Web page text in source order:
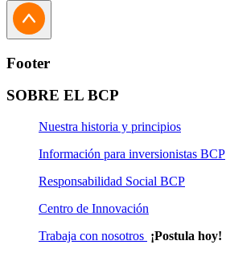
Footer
SOBRE EL BCP
Nuestra historia y principios
Información para inversionistas BCP
Responsabilidad Social BCP
Centro de Innovación
Trabaja con nosotros ¡Postula hoy!